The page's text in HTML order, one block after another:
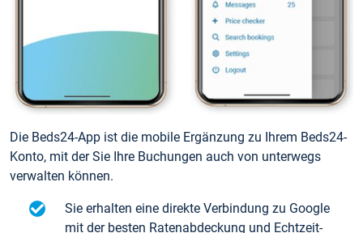
Die Beds24-App ist die mobile Ergänzung zu Ihrem Beds24-
Konto, mit der Sie Ihre Buchungen auch von unterwegs
verwalten können.
Sie erhalten eine direkte Verbindung zu Google
mit der besten Ratenabdeckung und Echtzeit-